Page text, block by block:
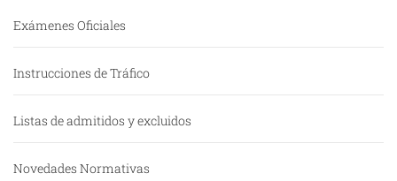
Exámenes Oficiales
Instrucciones de Tráfico
Listas de admitidos y excluidos
Novedades Normativas